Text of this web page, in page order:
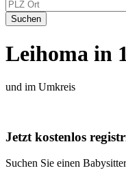
Leihoma in
und im Umkreis
Jetzt kostenlos
Suchen Sie einen